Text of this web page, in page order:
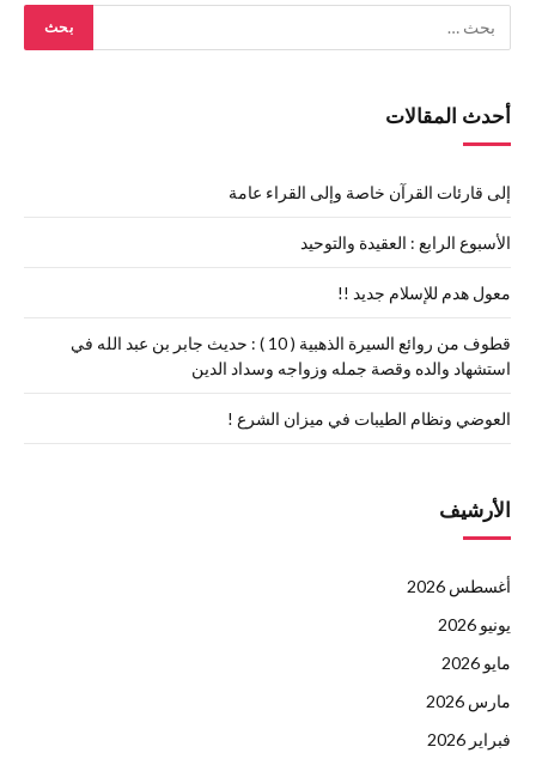
أحدث المقالات
إلى قارئات القرآن خاصة وإلى القراء عامة
الأسبوع الرابع : العقيدة والتوحيد
معول هدم للإسلام جديد !!
قطوف من روائع السيرة الذهبية ( 10 ) : حديث جابر بن عبد الله في
استشهاد والده وقصة جمله وزواجه وسداد الدين
العوضي ونظام الطيبات في ميزان الشرع !
الأرشيف
أغسطس 2026
يونيو 2026
مايو 2026
مارس 2026
فبراير 2026